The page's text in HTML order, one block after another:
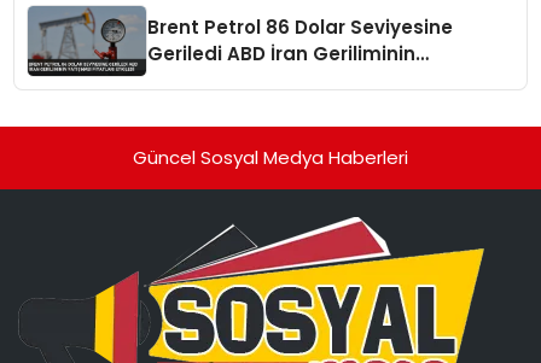
Brent Petrol 86 Dolar Seviyesine
Geriledi ABD İran Geriliminin
Güncel Sosyal Medya Haberleri